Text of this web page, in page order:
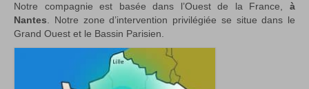
Notre compagnie est basée dans l’Ouest de la France, à
Nantes . Notre zone d’intervention privilégiée se situe dans le
Grand Ouest et le Bassin Parisien.